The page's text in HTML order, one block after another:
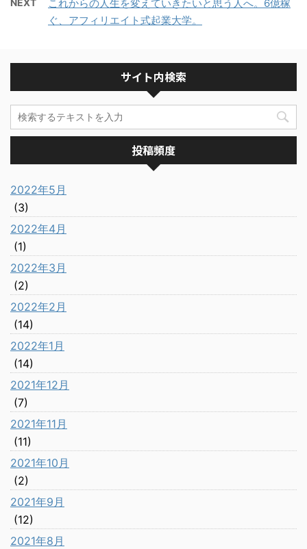
NEXT
これからの人生を変えていきたいと思う人へ。6億稼
ぐ、アフィリエイト式起業大学。
サイト内検索
投稿頻度
2022年5月
(3)
2022年4月
(1)
2022年3月
(2)
2022年2月
(14)
2022年1月
(14)
2021年12月
(7)
2021年11月
(11)
2021年10月
(2)
2021年9月
(12)
2021年8月